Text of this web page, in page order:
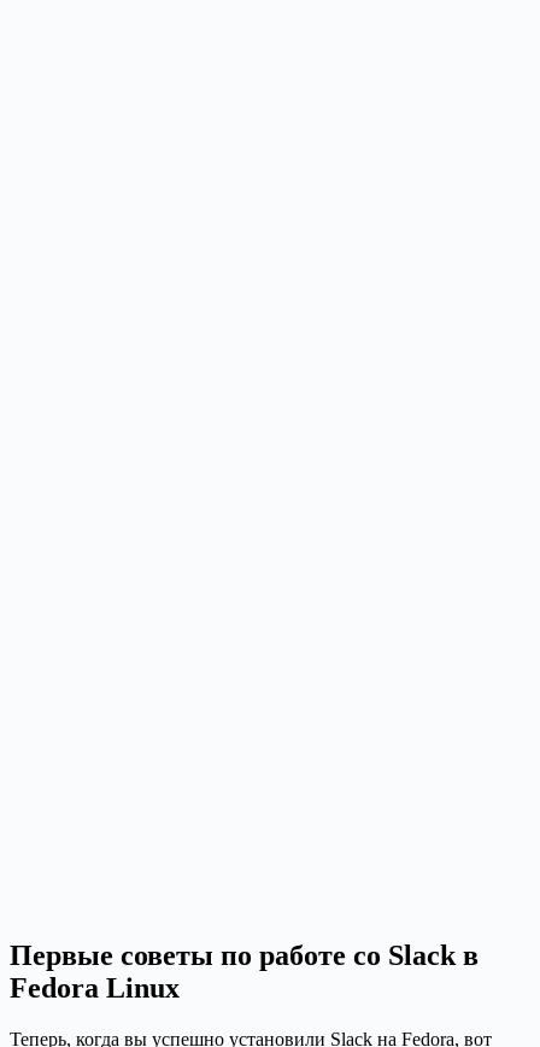
Первые советы по работе со Slack в
Fedora Linux
Теперь, когда вы успешно установили Slack на Fedora, вот